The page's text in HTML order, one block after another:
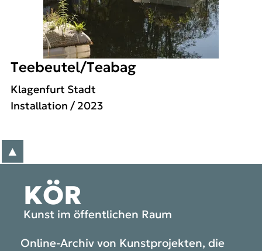
Teebeutel/Teabag
Klagenfurt Stadt
Installation / 2023
▲
KÖR
Kunst im öffentlichen Raum
Online-Archiv von Kunstprojekten, die